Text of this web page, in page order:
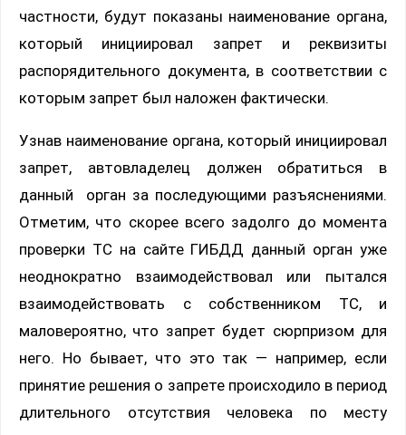
частности, будут показаны наименование органа,
который инициировал запрет и реквизиты
распорядительного документа, в соответствии с
которым запрет был наложен фактически.
Узнав наименование органа, который инициировал
запрет, автовладелец должен обратиться в
данный орган за последующими разъяснениями.
Отметим, что скорее всего задолго до момента
проверки ТС на сайте ГИБДД данный орган уже
неоднократно взаимодействовал или пытался
взаимодействовать с собственником ТС, и
маловероятно, что запрет будет сюрпризом для
него. Но бывает, что это так — например, если
принятие решения о запрете происходило в период
длительного отсутствия человека по месту